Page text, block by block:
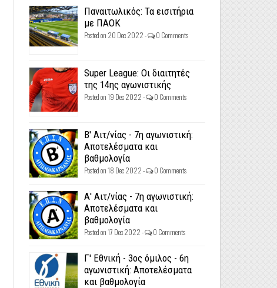
Παναιτωλικός: Τα εισιτήρια
με ΠΑΟΚ
Posted on 20 Dec 2022 - 0 Comments
Super League: Οι διαιτητές
της 14ης αγωνιστικής
Posted on 19 Dec 2022 - 0 Comments
Β' Αιτ/νίας - 7η αγωνιστική:
Αποτελέσματα και
βαθμολογία
Posted on 18 Dec 2022 - 0 Comments
Α' Αιτ/νίας - 7η αγωνιστική:
Αποτελέσματα και
βαθμολογία
Posted on 17 Dec 2022 - 0 Comments
Γ' Εθνική - 3ος όμιλος - 6η
αγωνιστική: Αποτελέσματα
και βαθμολογία